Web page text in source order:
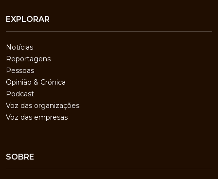
EXPLORAR
Notícias
Reportagens
Pessoas
Opinião & Crónica
Podcast
Voz das organizações
Voz das empresas
SOBRE